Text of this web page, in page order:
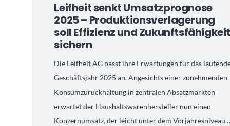
Leifheit senkt Umsatzprognose
2025 – Produktionsverlagerung
soll Effizienz und
sichern
Die Leifheit AG passt ihre Erwartungen für das
Geschäftsjahr 2025 an. Angesichts einer zunehmenden
Konsumzurückhaltung in zentralen Absatzmärkten
erwartet der Haushaltswarenhersteller nun einen
Konzernumsatz, der leicht unter dem